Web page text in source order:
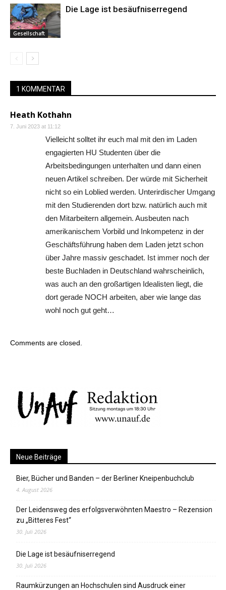
Gesellschaft
Die Lage ist besäufniserregend
1 KOMMENTAR
Heath Kothahn
7. Juni 2023 at 11:12
Vielleicht solltet ihr euch mal mit den im Laden
engagierten HU Studenten über die
Arbeitsbedingungen unterhalten und dann einen
neuen Artikel schreiben. Der würde mit Sicherheit
nicht so ein Loblied werden. Unterirdischer Umgang
mit den Studierenden dort bzw. natürlich auch mit
den Mitarbeitern allgemein. Ausbeuten nach
amerikanischem Vorbild und Inkompetenz in der
Geschäftsführung haben dem Laden jetzt schon
über Jahre massiv geschadet. Ist immer noch der
beste Buchladen in Deutschland wahrscheinlich,
was auch an den großartigen Idealisten liegt, die
dort gerade NOCH arbeiten, aber wie lange das
wohl noch gut geht…
Comments are closed.
Neue Beiträge
Bier, Bücher und Banden – der Berliner Kneipenbuchclub
4. August 2026
Der Leidensweg des erfolgsverwöhnten Maestro – Rezension
zu „Bitteres Fest“
30. Juli 2026
Die Lage ist besäufniserregend
30. Juli 2026
Raumkürzungen an Hochschulen sind Ausdruck einer